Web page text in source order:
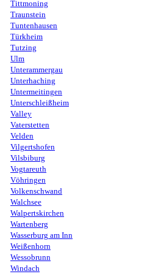
Tittmoning
Traunstein
Tuntenhausen
Türkheim
Tutzing
Ulm
Unterammergau
Unterhaching
Untermeitingen
Unterschleißheim
Valley
Vaterstetten
Velden
Vilgertshofen
Vilsbiburg
Vogtareuth
Vöhringen
Volkenschwand
Walchsee
Walpertskirchen
Wartenberg
Wasserburg am Inn
Weißenhorn
Wessobrunn
Windach